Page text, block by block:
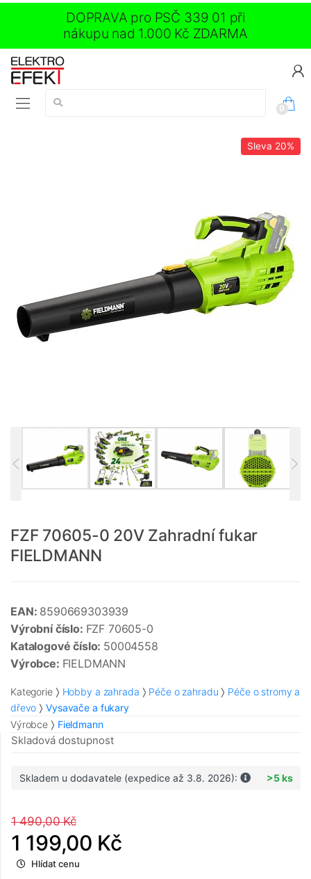
DOPRAVA pro PSČ 339 01 při
nákupu nad 1.000 Kč ZDARMA
Vyhledávání:
0
Sleva 20%
FZF 70605-0 20V Zahradní fukar
FIELDMANN
EAN: 8590669303939
Výrobní číslo: FZF 70605-0
Katalogové číslo: 50004558
Výrobce: FIELDMANN
Kategorie Hobby a zahrada Péče o zahradu
Péče o stromy a
dřevo
Vysavače a fukary
Výrobce
Fieldmann
Skladová dostupnost
Skladem u dodavatele (expedice až 3.8. 2026): >5 ks
1 490,00 Kč
1 199,00 Kč
Hlídat cenu